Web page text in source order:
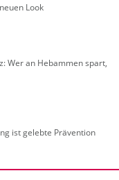
Look
Wer an Heb­am­men spart,
ist ge­leb­te Prä­ven­ti­on